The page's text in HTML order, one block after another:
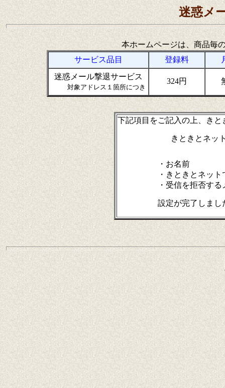
迷惑メ
本ホームページは、商品毎
サービス品目
登録料
迷惑メール撃退サービス
対象アドレス１箇所につき
324円
下記項目をご記入の上、き
きときとネ
・お名前
・きときとネットでご
・受信を拒否するメー
設定が完了しましたら